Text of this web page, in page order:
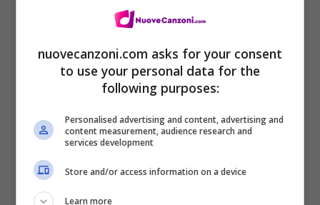
” ha affermato l’artista su questo
ritratto del celebre fotografo Tom Beard.
nome di due dipinti di John Lennon: “Why
Me?”, acquistato da Liam durante una
mostra su Lennon tenutasi a Monaco di
nuovecanzoni.com asks for your consent
to use your personal data for the
following purposes:
Personalised advertising and content, advertising and
content measurement, audience research and
services development
Store and/or access information on a device
Learn more